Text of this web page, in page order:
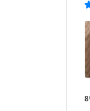
말
죽
보
위
전념
이 8